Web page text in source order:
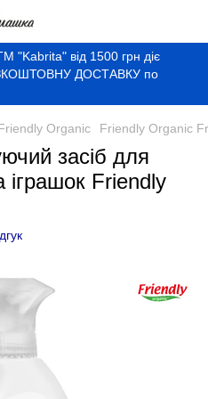
"Kabrita" від 1500 грн діє
ДОСТАВКУ по
Organic Friendly Organic
засіб для
іграшок Friendly